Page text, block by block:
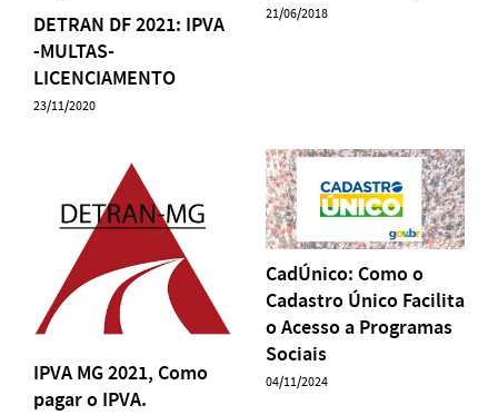
DETRAN DF 2021: IPVA
-MULTAS-
LICENCIAMENTO
23/11/2020
21/06/2018
IPVA MG 2021, Como
pagar o IPVA.
CadÚnico: Como o
Cadastro Único Facilita
o Acesso a Programas
Sociais
04/11/2024